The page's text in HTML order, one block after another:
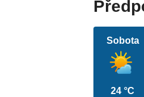
Sobota
24 °C